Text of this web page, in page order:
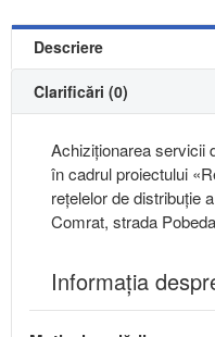
Descriere
Clarificări (0)
Achiziţionarea servicii
în cadrul proiectului
rețelelor de distribuție
Comrat, strada
Informația